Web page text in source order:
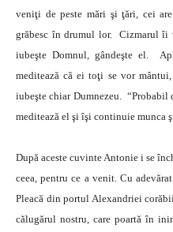
veniţi de peste mări şi ţări, cei
grăbesc în drumul lor. Cizmarul îi
iubeşte Domnul, gândeşte el.
meditează că ei toţi se vor
iubeşte chiar Dumnezeu.
meditează el şi îşi continuie munca
După aceste cuvinte Antonie i se
ceea, pentru ce a venit. Cu
Pleacă din portul Alexandriei
călugărul nostru, care poartă în